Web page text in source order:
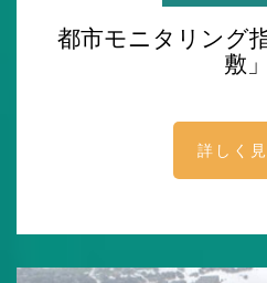
都市モニタリング
敷」
詳しく